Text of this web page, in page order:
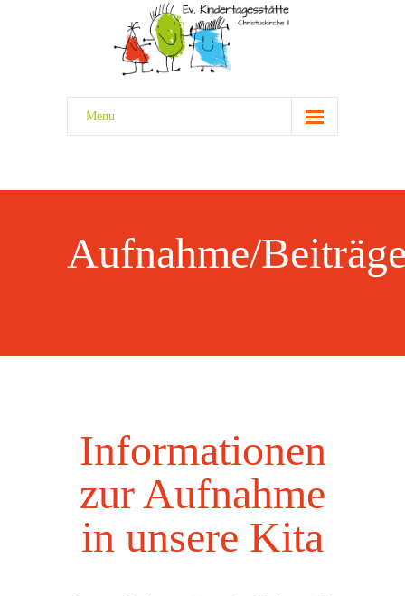
Menu
ÜBER UNS
-- Leitbild
-- Öffnungs-/ Betreuungszeiten
-- Aufnahme/ Beiträge
-- Förderverein
Aufnahme/
Informationen
zur Aufnahme
in unsere Kita